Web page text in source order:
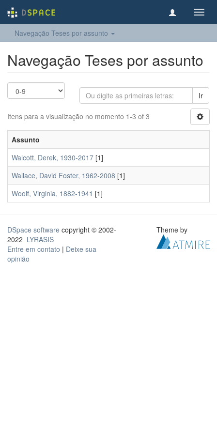
Navegação Teses por assunto
Navegação Teses por assunto
Ir
Itens para a visualização no momento 1-3 of 3
Assunto
Walcott, Derek, 1930-2017 [1]
Wallace, David Foster, 1962-2008 [1]
Woolf, Virginia, 1882-1941 [1]
DSpace software copyright © 2002-
2022 LYRASIS
Entre em contato | Deixe sua
opinião
Theme by